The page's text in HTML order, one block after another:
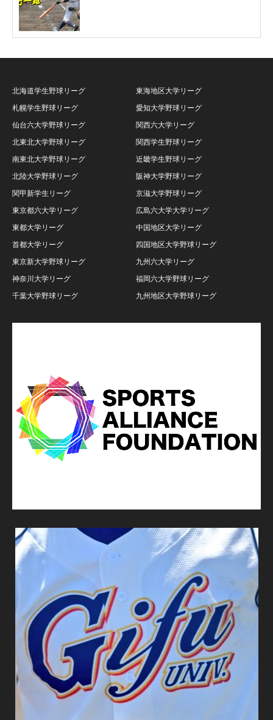
北海道学生野球リーグ
札幌学生野球リーグ
仙台六大学野球リーグ
北東北大学野球リーグ
南東北大学野球リーグ
北陸大学野球リーグ
関甲新学生リーグ
東京都六大学リーグ
東都大学リーグ
首都大学リーグ
東京新大学野球リーグ
神奈川大学リーグ
千葉大学野球リーグ
東海地区大学リーグ
愛知大学野球リーグ
関西六大学リーグ
関西学生野球リーグ
近畿学生野球リーグ
阪神大学野球リーグ
京滋大学野球リーグ
広島六大学大学リーグ
中国地区大学リーグ
四国地区大学野球リーグ
九州六大学リーグ
福岡六大学野球リーグ
九州地区大学野球リーグ